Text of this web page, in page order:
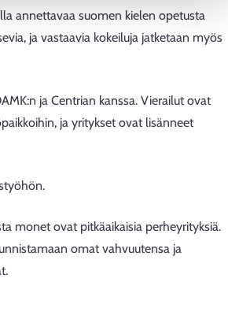
annettavaa suomen kielen opetusta
ja vastaavia kokeiluja jatketaan myös
ja Centrian kanssa. Vierailut ovat
ja yritykset ovat lisänneet
monet ovat pitkäaikaisia perheyrityksiä.
omat vahvuutensa ja